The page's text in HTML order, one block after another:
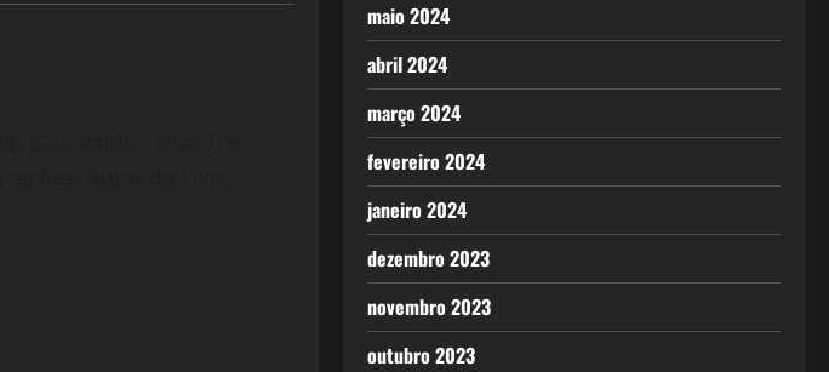
maio 2024
abril 2024
março 2024
fevereiro 2024
janeiro 2024
dezembro 2023
novembro 2023
outubro 2023